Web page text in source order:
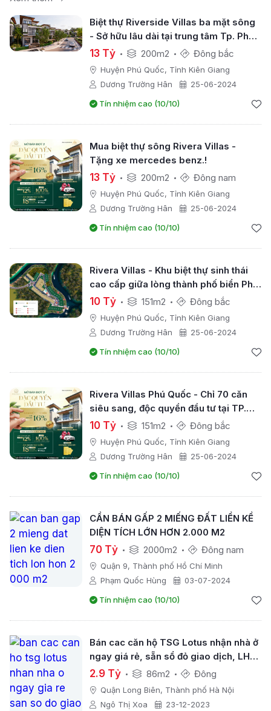
Biệt thự Riverside Villas ba mặt sông
- Sở hữu lâu dài tại trung tâm Tp. Phú
Quốc
13 Tỷ 200m2 Đông bắc
Huyện Phú Quốc, Tỉnh Kiên Giang
Dương Trường Hân
25-06-2024
Tín nhiệm cao (10/10)
Mua biệt thự sông Rivera Villas -
Tặng xe mercedes benz.!
13 Tỷ 200m2 Đông nam
Huyện Phú Quốc, Tỉnh Kiên Giang
Dương Trường Hân
25-06-2024
Tín nhiệm cao (10/10)
Rivera Villas - Khu biệt thự sinh thái
cao cấp giữa lòng thành phố biển Phú
Quốc
10 Tỷ 151m2 Đông bắc
Huyện Phú Quốc, Tỉnh Kiên Giang
Dương Trường Hân
25-06-2024
Tín nhiệm cao (10/10)
Rivera Villas Phú Quốc - Chỉ 70 căn
siêu sang, độc quyền đầu tư tại TP.
Phú Quốc
10 Tỷ 151m2 Đông bắc
Huyện Phú Quốc, Tỉnh Kiên Giang
Dương Trường Hân
25-06-2024
Tín nhiệm cao (10/10)
CẦN BÁN GẤP 2 MIẾNG ĐẤT LIỀN KỀ
DIỆN TÍCH LỚN HƠN 2.000 M2
70 Tỷ 2000m2 Đông nam
Quận 9, Thành phố Hồ Chí Minh
Phạm Quốc Hùng
03-07-2024
Tín nhiệm cao (10/10)
Bán cac căn hộ TSG Lotus nhận nhà ở
ngay giá rẻ, sẵn sổ đỏ giao dịch, LH
0369 305 ***
2.9 Tỷ 86m2 Đông
Quận Long Biên, Thành phố Hà Nội
Ngô Thị Xoa
23-12-2023